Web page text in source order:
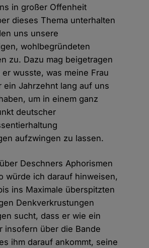
in großer Offenheit
dieses Thema unterhalten
uns unsere
wohlbegründeten
zu. Dazu mag beigetragen
wusste, was meine Frau
ein Jahrzehnt lang auf uns
um in einem ganz
deutscher
aufzwingen zu lassen.
Deschners Aphorismen
würde ich darauf hinweisen,
ins Maximale überspitzten
Denkverkrustungen
sucht, dass er wie ein
insofern über die Bande
ihm darauf ankommt, seine